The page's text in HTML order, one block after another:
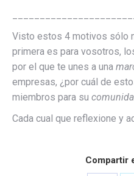
Visto estos 4 motivos sólo
primera es para vosotros,
por el que te unes a una
empresas, ¿por cuál de
miembros para su
Cada cual que reflexione y
Compartir